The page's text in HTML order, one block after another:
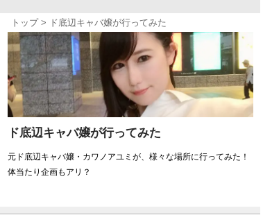
トップ ド底辺キャバ嬢が行ってみた
ド底辺キャバ嬢が行ってみた
元ド底辺キャバ嬢・カワノアユミが、様々な場所に行ってみた！
体当たり企画もアリ？